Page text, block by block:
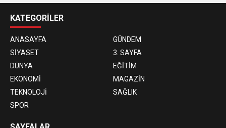
KATEGORİLER
ANASAYFA
GÜNDEM
SİYASET
3. SAYFA
DÜNYA
EĞİTİM
EKONOMİ
MAGAZİN
TEKNOLOJİ
SAĞLIK
SPOR